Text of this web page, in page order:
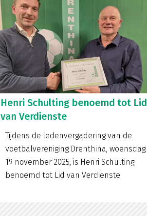
Henri Schulting benoemd tot Lid
van Verdienste
Tijdens de ledenvergadering van de
voetbalvereniging Drenthina, woensdag
19 november 2025, is Henri Schulting
benoemd tot Lid van Verdienste